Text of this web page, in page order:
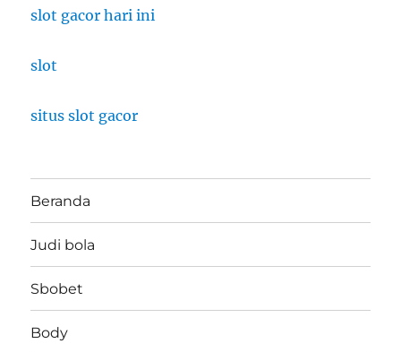
slot gacor hari ini
slot
situs slot gacor
Beranda
Judi bola
Sbobet
Body